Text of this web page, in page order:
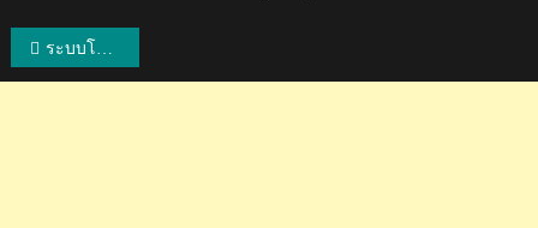
แนะแนว
ระบบโลจิสติกส์ไทยปี 2018 อยู่ในอันดับที่ 2 ของอาเซียน และอันดับที่ 32 ของโลก